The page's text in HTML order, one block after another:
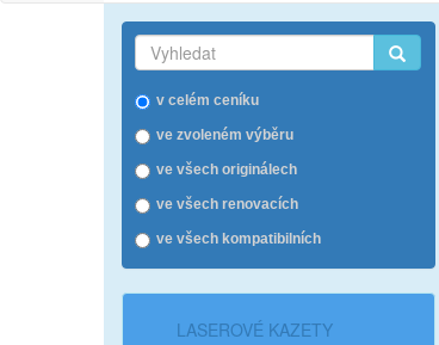
v celém ceníku
ve zvoleném výběru
ve všech originálech
ve všech renovacích
ve všech kompatibilních
LASEROVÉ KAZETY